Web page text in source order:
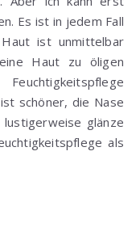
Es ist in jedem Fall
ist unmittelbar
Haut zu öligen
schöner, die Nase
glänze
als